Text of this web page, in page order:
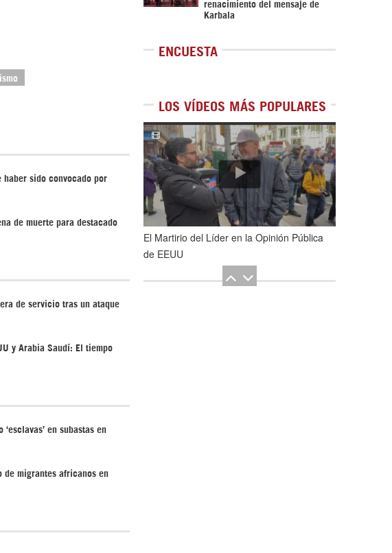
haber sido convocado por
de muerte para destacado
de servicio tras un ataque
y Arabia Saudí: El tiempo
‘esclavas’ en subastas en
de migrantes africanos en
renacimiento del mensaje de
Karbala
ENCUESTA
LOS VÍDEOS MÁS POPULARES
1de5
El Martirio del Líder en la Opinión Pública
de EEUU